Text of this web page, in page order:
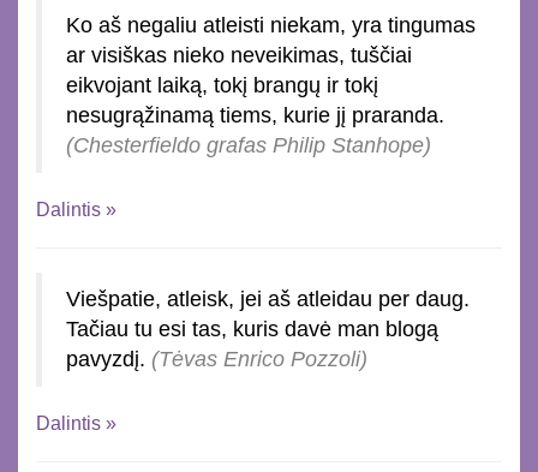
Ko aš negaliu atleisti niekam, yra tingumas
ar visiškas nieko neveikimas, tuščiai
eikvojant laiką, tokį brangų ir tokį
nesugrąžinamą tiems, kurie jį praranda.
(Chesterfieldo grafas Philip Stanhope)
Dalintis »
Viešpatie, atleisk, jei aš atleidau per daug.
Tačiau tu esi tas, kuris davė man blogą
pavyzdį. (Tėvas Enrico Pozzoli)
Dalintis »